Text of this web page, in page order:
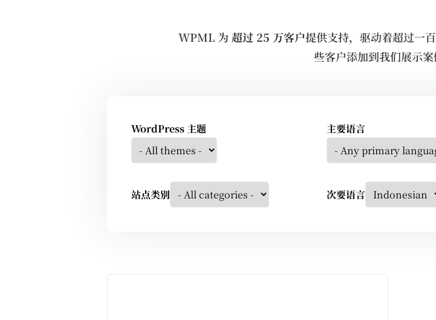
WPML 为 超过 25 万客户提供支持，驱动着超过一
些客户添加到我们展示案
WordPress 主题
站点类别
主要语言
次要语言